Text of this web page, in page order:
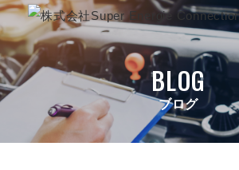
BLOG
ブログ